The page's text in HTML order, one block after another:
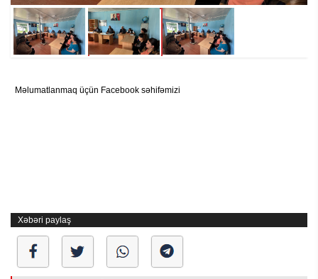
Məlumatlanmaq üçün Facebook səhifəmizi
Xəbəri paylaş